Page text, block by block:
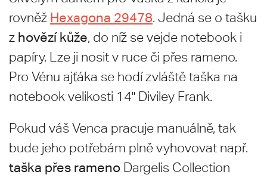
rovněž Hexagona 29478. Jedná se o tašku
z hovězí kůže, do níž se vejde notebook i
papíry. Lze ji nosit v ruce či přes rameno.
Pro Vénu ajťáka se hodí zvláště taška na
notebook velikosti 14'' Diviley Frank.
Pokud váš Venca pracuje manuálně, tak
bude jeho potřebám plně vyhovovat např.
taška přes rameno Dargelis Collection